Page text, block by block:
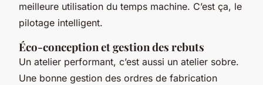
meilleure utilisation du temps machine. C’est ça, le
pilotage intelligent.
Éco-conception et gestion des rebuts
Un atelier performant, c’est aussi un atelier sobre.
Une bonne gestion des ordres de fabrication